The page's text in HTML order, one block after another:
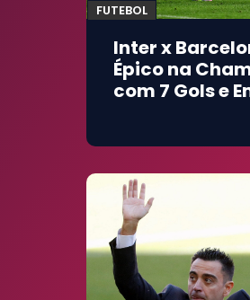
FUTEBOL
Inter x
Épico na
com 7 Gols e